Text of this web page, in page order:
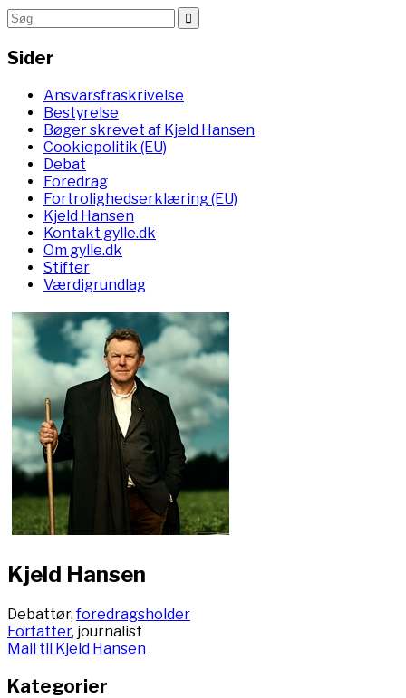
Sider
Ansvarsfraskrivelse
Bestyrelse
Bøger skrevet af Kjeld Hansen
Cookiepolitik (EU)
Debat
Foredrag
Fortrolighedserklæring (EU)
Kjeld Hansen
Kontakt gylle.dk
Om gylle.dk
Stifter
Værdigrundlag
Kjeld Hansen
Debattør,foredragsholder
Forfatter, journalist
Mail til Kjeld Hansen
Kategorier